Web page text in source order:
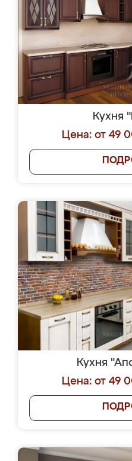
Кухня
Цена: от 49
Кухня
Цена: от 49